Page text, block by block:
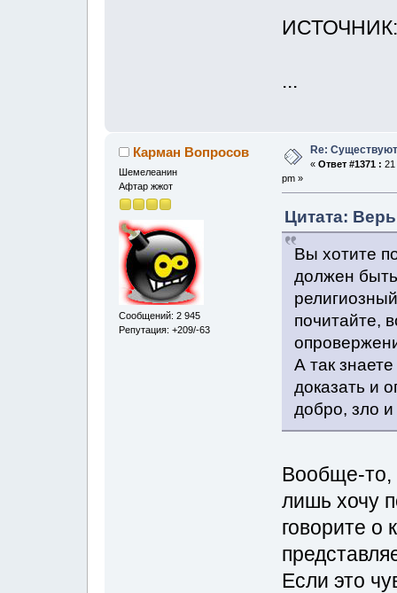
ИСТОЧНИК:
...
Карман Вопросов
Шемелеанин
Афтар жжот
Сообщений: 2 945
Репутация: +209/-63
Re:
« Ответ #1371 : 21
pm »
Цитата:
Вы хотите
должен
почитайте,
А так
доказать и
добро, зло и
Вообще-то,
лишь хочу
говорите о
Если это